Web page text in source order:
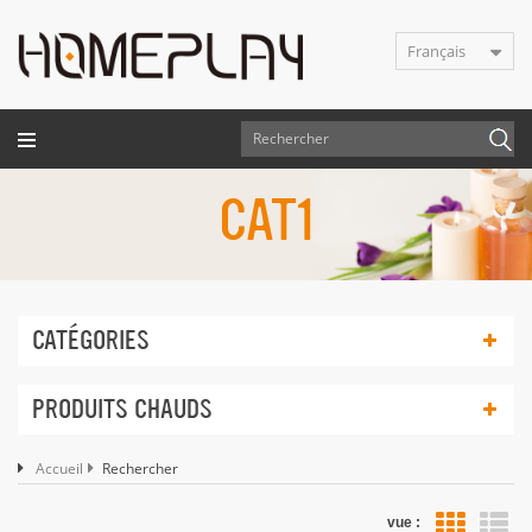
Français
CAT1
CATÉGORIES
PRODUITS CHAUDS
Accueil Rechercher
vue :